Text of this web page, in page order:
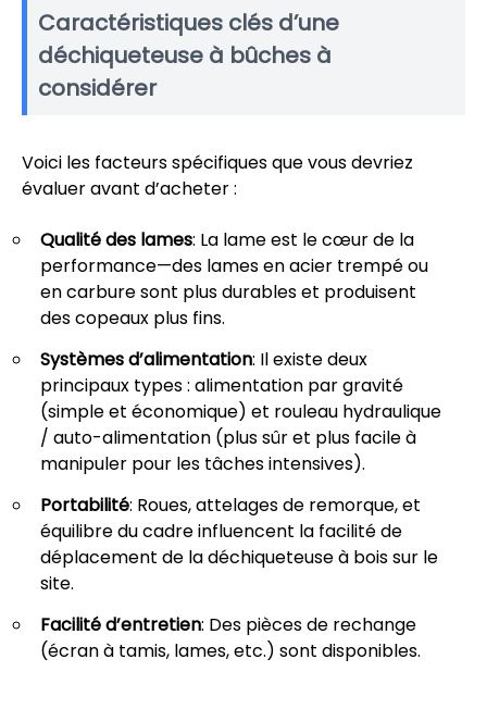
Caractéristiques clés d’une
déchiqueteuse à bûches à
considérer
Voici les facteurs spécifiques que vous devriez
évaluer avant d’acheter :
Qualité des lames: La lame est le cœur de la
performance—des lames en acier trempé ou
en carbure sont plus durables et produisent
des copeaux plus fins.
Systèmes d’alimentation: Il existe deux
principaux types : alimentation par gravité
(simple et économique) et rouleau hydraulique
/ auto-alimentation (plus sûr et plus facile à
manipuler pour les tâches intensives).
Portabilité: Roues, attelages de remorque, et
équilibre du cadre influencent la facilité de
déplacement de la déchiqueteuse à bois sur le
site.
Facilité d’entretien: Des pièces de rechange
(écran à tamis, lames, etc.) sont disponibles.